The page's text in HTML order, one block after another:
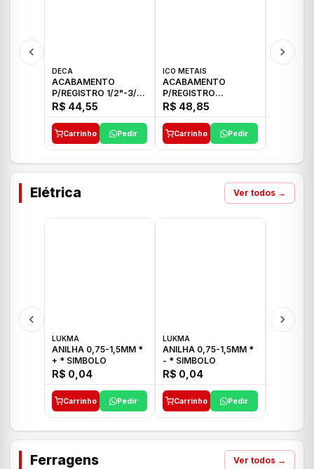
DECA
ACABAMENTO
P/REGISTRO 1/2"-3/4"
E 1"C21.PQ DECA
R$ 44,55
Carrinho Pedir
ICO METAIS
ACABAMENTO
P/REGISTRO
1/2"-3/4"-1" ACB M
CS 33 ICO
R$ 48,85
Carrinho Pedir
Elétrica Ver todos →
LUKMA
ANILHA 0,75-1,5MM *
+ * SIMBOLO
R$ 0,04
Carrinho Pedir
LUKMA
ANILHA 0,75-1,5MM *
- * SIMBOLO
R$ 0,04
Carrinho Pedir
Ferragens Ver todos →